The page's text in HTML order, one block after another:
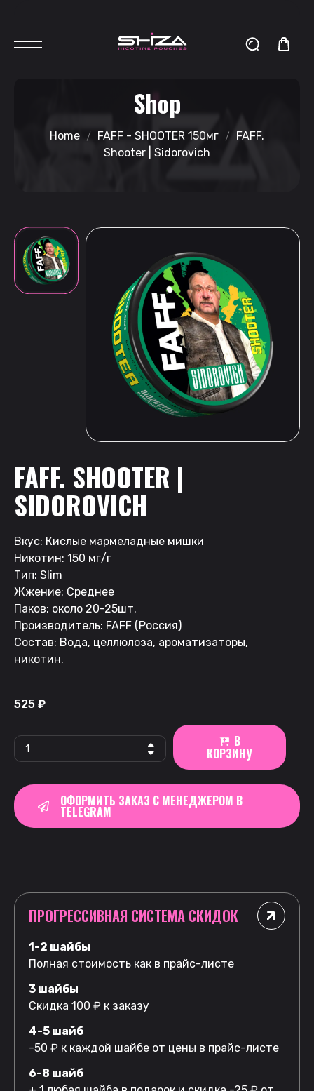
Shop
Home FAFF - SHOOTER 150мг
FAFF.
Shooter | Sidorovich
FAFF. SHOOTER |
SIDOROVICH
Вкус: Кислые мармеладные мишки
Никотин: 150 мг/г
Тип: Slim
Жжение: Среднее
Паков: около 20-25шт.
Производитель: FAFF (Россия)
Состав: Вода, целлюлоза, ароматизаторы,
никотин.
525 ₽
В
КОРЗИНУ
ОФОРМИТЬ ЗАКАЗ С МЕНЕДЖЕРОМ В
TELEGRAM
ПРОГРЕССИВНАЯ СИСТЕМА СКИДОК
1-2 шайбы
Полная стоимость как в прайс-листе
3 шайбы
Скидка 100 ₽ к заказу
4-5 шайб
-50 ₽ к каждой шайбе от цены в прайс-листе
6-8 шайб